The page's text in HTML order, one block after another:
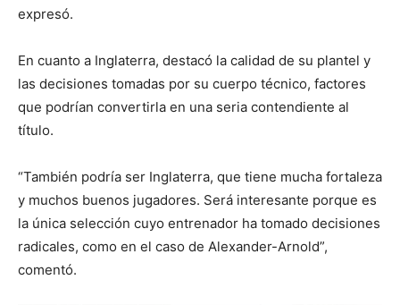
expresó.
En cuanto a Inglaterra, destacó la calidad de su plantel y
las decisiones tomadas por su cuerpo técnico, factores
que podrían convertirla en una seria contendiente al
título.
“También podría ser Inglaterra, que tiene mucha fortaleza
y muchos buenos jugadores. Será interesante porque es
la única selección cuyo entrenador ha tomado decisiones
radicales, como en el caso de Alexander-Arnold”,
comentó.